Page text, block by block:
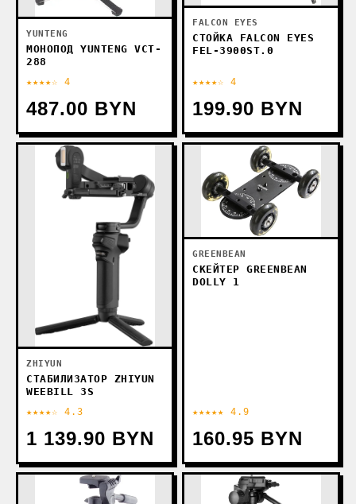
YUNTENG
МОНОПОД YUNTENG VCT-
288
★★★★☆ 4
487.00 BYN
FALCON EYES
СТОЙКА FALCON EYES
FEL-3900ST.0
★★★★☆ 4
199.90 BYN
ZHIYUN
СТАБИЛИЗАТОР ZHIYUN
WEEBILL 3S
★★★★☆ 4.3
1 139.90 BYN
GREENBEAN
СКЕЙТЕР GREENBEAN
DOLLY 1
★★★★★ 4.9
160.95 BYN